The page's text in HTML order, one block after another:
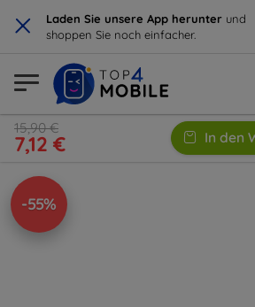
× Laden Sie unsere App herunter und
shoppen Sie noch einfacher.
15,90 €
7,12 € In den
-55%